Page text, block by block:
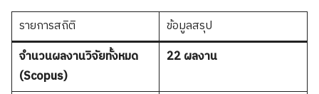
รายการสถิติ
ข้อมูลสรุป
จำนวนผลงานวิจัยทั้งหมด
(Scopus)
22 ผลงาน